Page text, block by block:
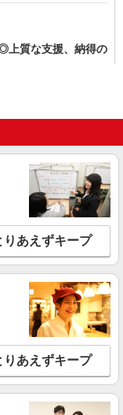
上質な支援、納得の
日払い有/週払い有/交
巻
細を見る
日払い有/週払い有/交
＞
詳細を見る
＊教育体制充実
りあえずキープ
りあえずキープ